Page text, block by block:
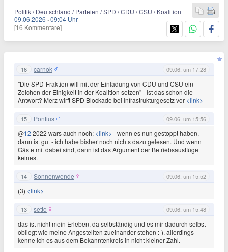
Politik / Deutschland / Parteien / SPD / CDU / CSU / Koalition
09.06.2026 ·09:04 Uhr
[16 Kommentare]
16 carnok 09.06. um 17:28
"Die SPD-Fraktion will mit der Einladung von CDU und CSU ein
Zeichen der Einigkeit in der Koalition setzen" - Ist das schon die
Antwort? Merz wirft SPD Blockade bei Infrastrukturgesetz vor <link>
15 Pontius 09.06. um 15:56
@12 2022 wars auch noch: <link> - wenn es nun gestoppt haben,
dann ist gut - ich habe bisher noch nichts dazu gelesen. Und wenn
Gäste mit dabei sind, dann ist das Argument der Betriebsausflüge
keines.
14 Sonnenwende 09.06. um 15:52
(3) <link>
13 setto 09.06. um 15:48
das ist nicht mein Erleben, da selbständig und es mir dadurch selbst
obliegt wie meine Angestellten zueinander stehen :-), allerdings
kenne ich es aus dem Bekanntenkreis in nicht kleiner Zahl.